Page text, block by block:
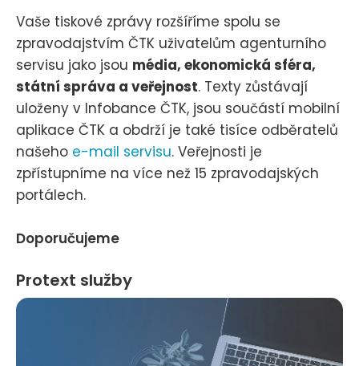
Vaše tiskové zprávy rozšíříme spolu se
zpravodajstvím ČTK uživatelům agenturního
servisu jako jsou média, ekonomická sféra,
státní správa a veřejnost. Texty zůstávají
uloženy v Infobance ČTK, jsou součástí mobilní
aplikace ČTK a obdrží je také tisíce odběratelů
našeho e-mail servisu. Veřejnosti je
zpřístupníme na více než 15 zpravodajských
portálech.
Doporučujeme
Protext služby